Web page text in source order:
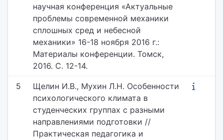
научная конференция «Актуальные
проблемы современной механики
сплошных сред и небесной
механики» 16-18 ноября 2016 г.:
Материалы конференции. Томск,
2016. С. 12-14.
5
Щелин И.В., Мухин Л.Н. Особенности
психологического климата в
студенческих группах с разными
направлениями подготовки //
Практическая педагогика и